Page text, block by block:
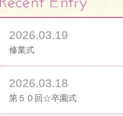
2026.03.19
修業式
2026.03.18
第５０回☆卒園式